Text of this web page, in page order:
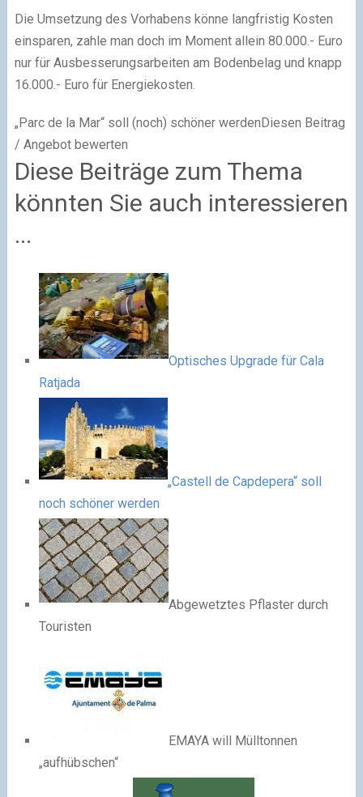
Die Umsetzung des Vorhabens könne langfristig Kosten
einsparen, zahle man doch im Moment allein 80.000.- Euro
nur für Ausbesserungsarbeiten am Bodenbelag und knapp
16.000.- Euro für Energiekosten.
„Parc de la Mar“ soll (noch) schöner werdenDiesen Beitrag
/ Angebot bewerten
Diese Beiträge zum Thema
könnten Sie auch interessieren
...
Optisches Upgrade für Cala
Ratjada
„Castell de Capdepera“ soll
noch schöner werden
Abgewetztes Pflaster durch
Touristen
EMAYA will Mülltonnen
„aufhübschen“